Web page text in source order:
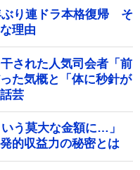
ぶり連ドラ本格復帰 そ
理由
された人気司会者「前
た気概と「体に秒針が
芸
いう莫大な金額に…」
的収益力の秘密とは